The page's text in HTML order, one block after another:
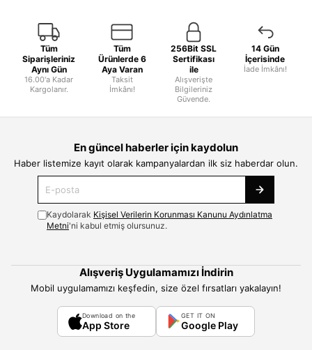
Tüm
Siparişleriniz
Aynı Gün
16.00'a Kadar
Kargolanır.
Tüm
Ürünlerde 6
Aya Varan
Taksit
İmkânı!
256Bit SSL
Sertifikası
ile
Alışverişte
Bilgileriniz
Güvende.
14 Gün
İçerisinde
İade İmkânı!
En güncel haberler için kaydolun
Haber listemize kayıt olarak kampanyalardan ilk siz haberdar olun.
Kaydolarak Kişisel Verilerin Korunması Kanunu Aydınlatma
Metni'ni kabul etmiş olursunuz.
Alışveriş Uygulamamızı İndirin
Mobil uygulamamızı keşfedin, size özel fırsatları yakalayın!
Download on the
App Store
GET IT ON
Google Play